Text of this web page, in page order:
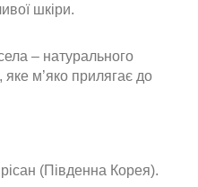
шкіри.
– натурального
яке м’яко прилягає до
(Південна Корея).